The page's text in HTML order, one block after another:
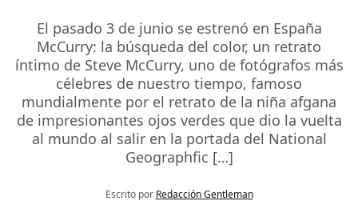
El pasado 3 de junio se estrenó en España
McCurry: la búsqueda del color, un retrato
íntimo de Steve McCurry, uno de fotógrafos más
célebres de nuestro tiempo, famoso
mundialmente por el retrato de la niña afgana
de impresionantes ojos verdes que dio la vuelta
al mundo al salir en la portada del National
Geographfic […]
Escrito por Redacción Gentleman